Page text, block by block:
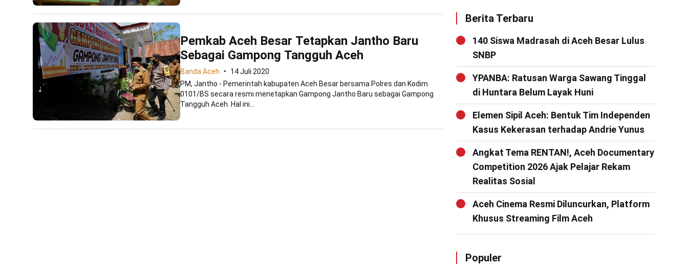
Pemkab Aceh Besar Tetapkan Jantho Baru
Sebagai Gampong Tangguh Aceh
Banda Aceh
14 Juli 2020
PM, Jantho - Pemerintah kabupaten Aceh Besar bersama Polres dan Kodim
0101/BS secara resmi menetapkan Gampong Jantho Baru sebagai Gampong
Tangguh Aceh. Hal ini...
Berita Terbaru
140 Siswa Madrasah di Aceh Besar Lulus
SNBP
YPANBA: Ratusan Warga Sawang Tinggal
di Huntara Belum Layak Huni
Elemen Sipil Aceh: Bentuk Tim Independen
Kasus Kekerasan terhadap Andrie Yunus
Angkat Tema RENTAN!, Aceh Documentary
Competition 2026 Ajak Pelajar Rekam
Realitas Sosial
Aceh Cinema Resmi Diluncurkan, Platform
Khusus Streaming Film Aceh
Populer